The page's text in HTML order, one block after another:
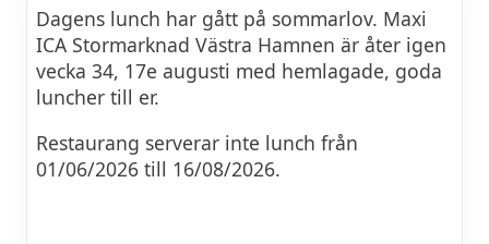
Ännu tidigare användes
Frukost som benämning på lunchen.
Källa: Wikipedia
* * * * *
Dagens lunch har gått på sommarlov. Maxi
ICA Stormarknad Västra Hamnen är åter igen
vecka 34, 17e augusti med hemlagade, goda
luncher till er.
Restaurang serverar inte lunch från
01/06/2026 till 16/08/2026.